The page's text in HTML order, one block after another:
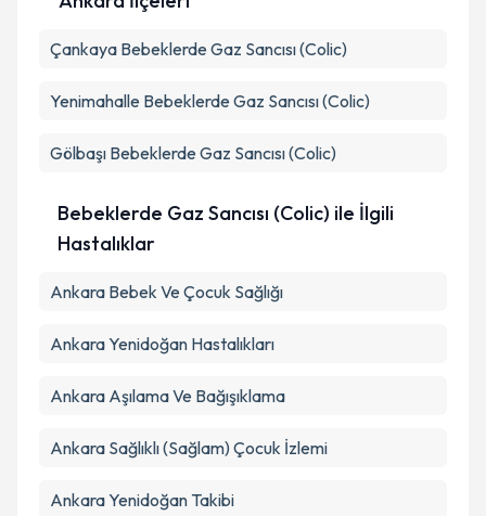
kapsamda işlenmesini kabul ediyorum.
Çankaya Bebeklerde Gaz Sancısı (Colic)
Yenimahalle Bebeklerde Gaz Sancısı (Colic)
Gölbaşı Bebeklerde Gaz Sancısı (Colic)
Bebeklerde Gaz Sancısı (Colic) ile İlgili
Hastalıklar
Ankara Bebek Ve Çocuk Sağlığı
Ankara Yenidoğan Hastalıkları
Ankara Aşılama Ve Bağışıklama
Ankara Sağlıklı (Sağlam) Çocuk İzlemi
Ankara Yenidoğan Takibi